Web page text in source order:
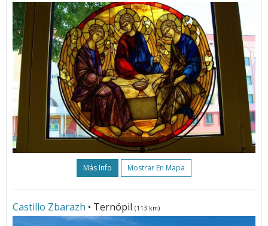
Más Info Mostrar En Mapa
Castillo Zbarazh • Ternópil (113 km)